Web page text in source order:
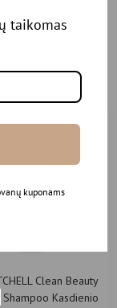
Clean Beauty
Kasdienio
taikomas
kuponams